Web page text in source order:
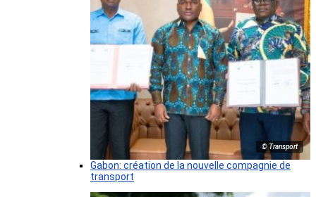
© Transport
Gabon: création de la nouvelle compagnie de
transport